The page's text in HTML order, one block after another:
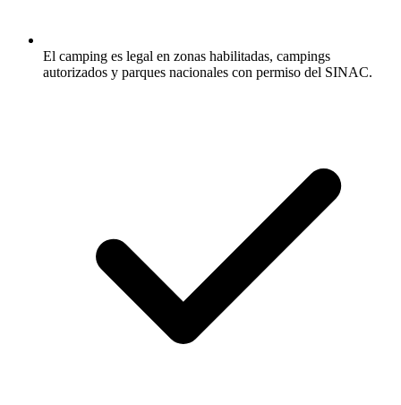
El camping es legal en zonas habilitadas, campings
autorizados y parques nacionales con permiso del SINAC.